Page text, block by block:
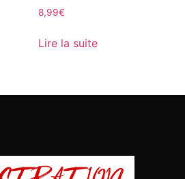
8,99€
Lire la suite